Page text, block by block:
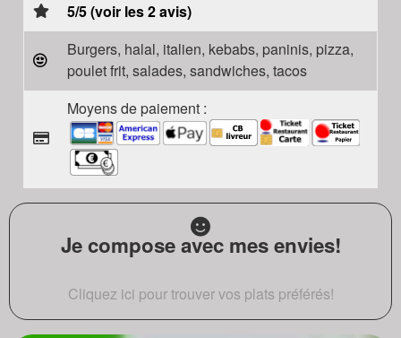
5/5 (voir les 2 avis)
Burgers, halal, italien, kebabs, paninis, pizza,
poulet frit, salades, sandwiches, tacos
Moyens de paiement :
Je compose avec mes envies!
Cliquez ici pour trouver vos plats préférés!